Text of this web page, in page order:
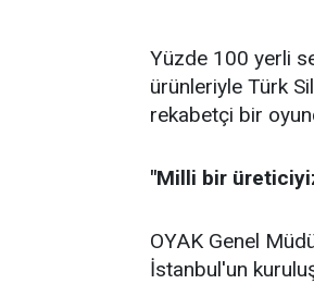
Yüzde 100 yerli
ürünleriyle Türk
rekabetçi bir
"Milli bir
OYAK Genel
İstanbul'un